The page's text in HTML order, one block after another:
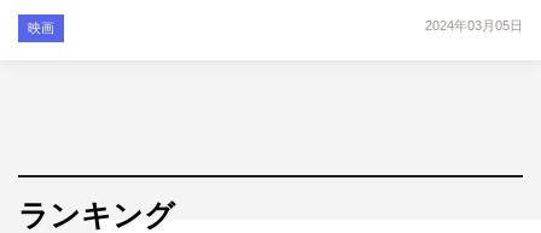
2024年03月05日
映画
ランキング